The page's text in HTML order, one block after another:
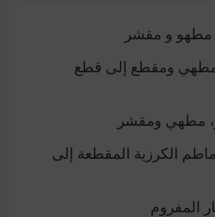
مطهي ومقطع إلى قطع
الكرزية المقطعة إلى